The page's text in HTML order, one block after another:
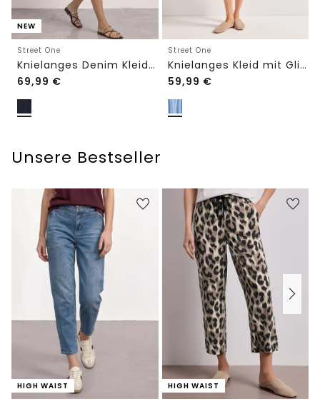
NEW
Street One
Knielanges Denim Kleid mit 3/4-Arm
69,99 €
Street One
Knielanges Kleid mit Glitzerdetails
59,99 €
Unsere Bestseller
HIGH WAIST HIGH WAIST